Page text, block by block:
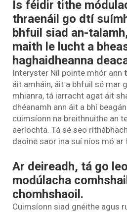
Is féidir tithe
thraenáil go dtí
bhfuil siad an-
maith le lucht a
haghaidheanna
Interyster Níl pointe mhór ann
áit amháin, áit a bhfuil sé mar
mhianra, tá iarracht agat áit
dhéanamh ann áit a bhí
cuimsíonn na breithnuithe an
aeríochta. Tá sé seo
daoine saor ina suí níos mó ar
Ar deireadh, tá go
modúlacha
chomhshaoil.
Cuimsíonn siad gnéithe agus